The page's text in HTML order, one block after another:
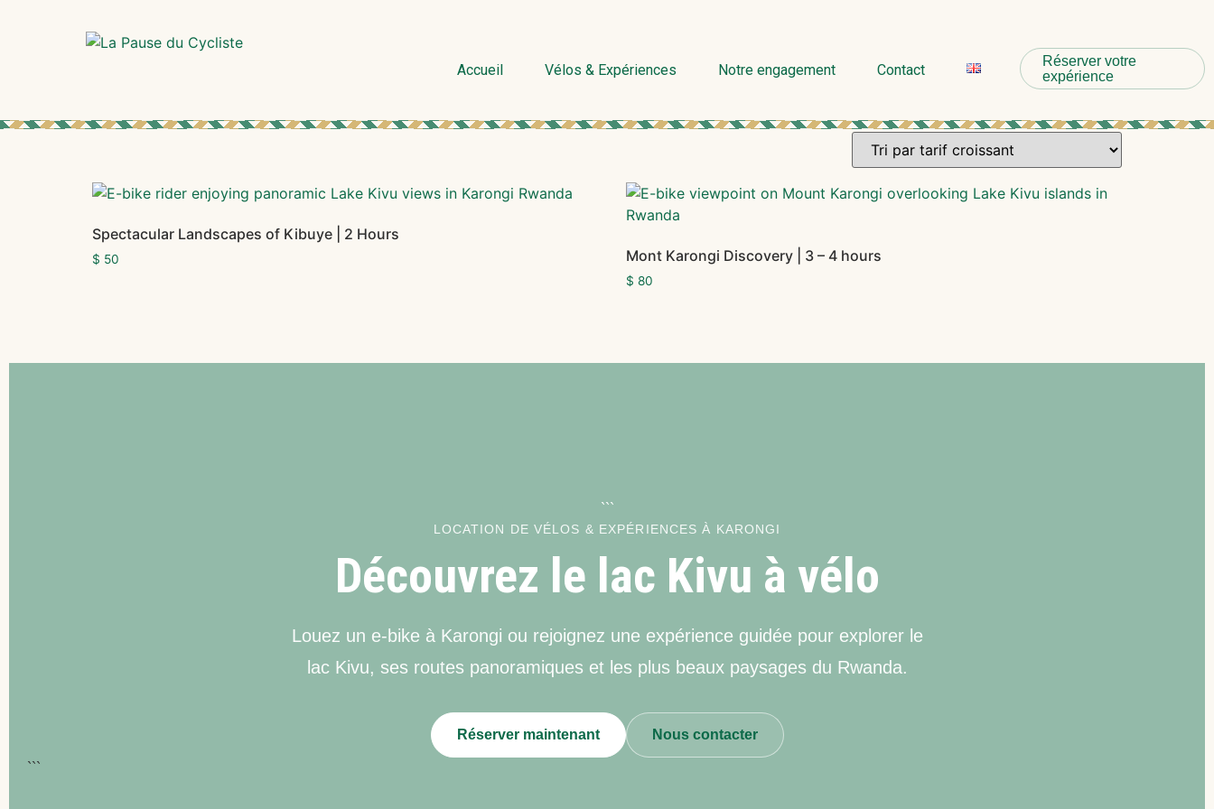
Accueil Vélos & Expériences Notre engagement Contact
Réserver votre
expérience
Spectacular Landscapes of Kibuye | 2 Hours
$ 50 Mont Karongi Discovery | 3 – 4 hours
$ 80
```
LOCATION DE VÉLOS & EXPÉRIENCES À KARONGI
Découvrez le lac Kivu à vélo
Louez un e-bike à Karongi ou rejoignez une expérience guidée pour explorer le
lac Kivu, ses routes panoramiques et les plus beaux paysages du Rwanda.
Réserver maintenant Nous contacter
```